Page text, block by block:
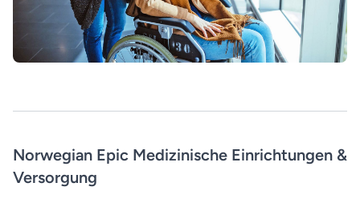
Norwegian Epic Medizinische Einrichtungen &
Versorgung